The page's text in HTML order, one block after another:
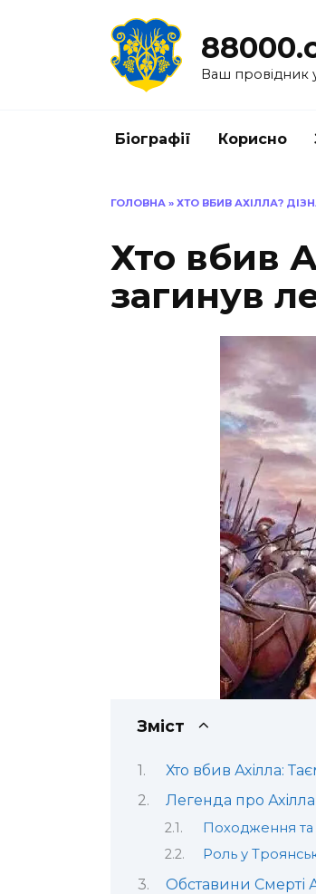
Ваш провідник
Біографії Корисно
ГОЛОВНА » ХТО ВБИВ АХІЛЛА?
Хто вбив
загинув
Зміст
Хто вбив Ахілла:
Легенда про Ахілла
Походження та
Роль у
Обставини Смерті